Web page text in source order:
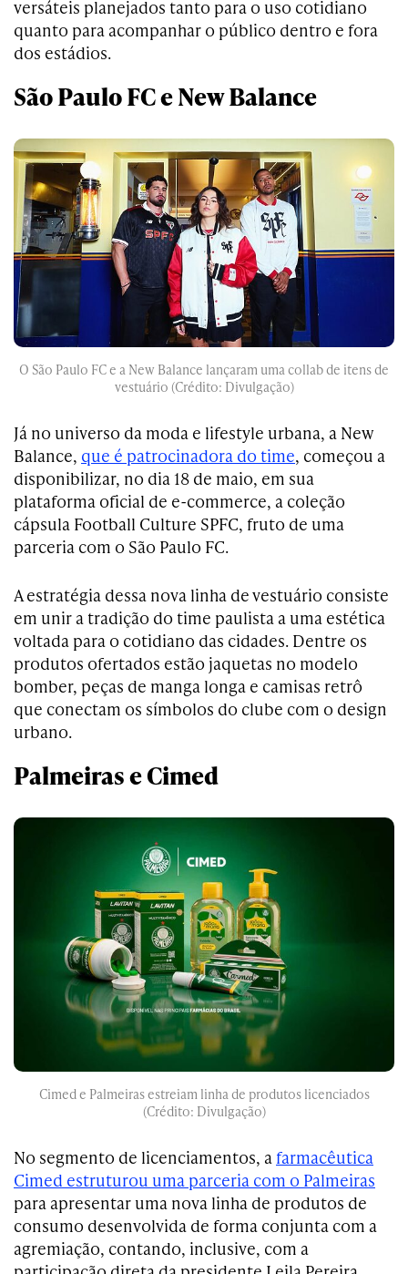
versáteis planejados tanto para o uso cotidiano
quanto para acompanhar o público dentro e fora
dos estádios.
São Paulo FC e New Balance
O São Paulo FC e a New Balance lançaram uma collab de itens de
vestuário (Crédito: Divulgação)
Já no universo da moda e lifestyle urbana, a New
Balance, que é patrocinadora do time, começou a
disponibilizar, no dia 18 de maio, em sua
plataforma oficial de e-commerce, a coleção
cápsula Football Culture SPFC, fruto de uma
parceria com o São Paulo FC.
A estratégia dessa nova linha de vestuário consiste
em unir a tradição do time paulista a uma estética
voltada para o cotidiano das cidades. Dentre os
produtos ofertados estão jaquetas no modelo
bomber, peças de manga longa e camisas retrô
que conectam os símbolos do clube com o design
urbano.
Palmeiras e Cimed
Cimed e Palmeiras estreiam linha de produtos licenciados
(Crédito: Divulgação)
No segmento de licenciamentos, a farmacêutica
Cimed estruturou uma parceria com o Palmeiras
para apresentar uma nova linha de produtos de
consumo desenvolvida de forma conjunta com a
agremiação, contando, inclusive, com a